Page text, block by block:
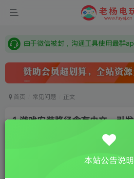
首页 常见问题 正文
1.游戏安装路径含有中文，引
本站公告说明